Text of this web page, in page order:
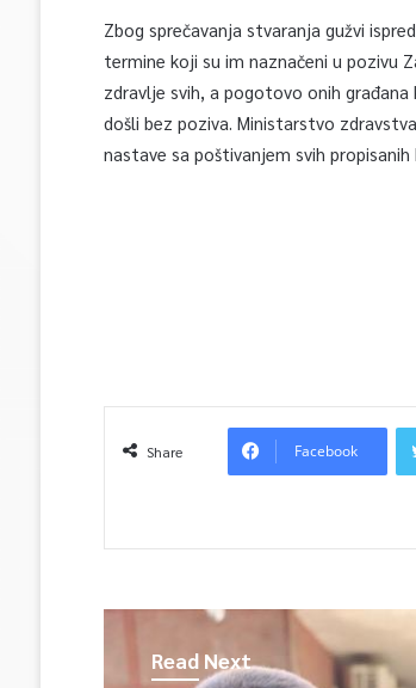
Zbog sprečavanja stvaranja gužvi
termine koji su im naznačeni u pozivu
zdravlje svih, a pogotovo onih
došli bez poziva. Ministarstvo
nastave sa poštivanjem svih
Share Facebook
Read Next